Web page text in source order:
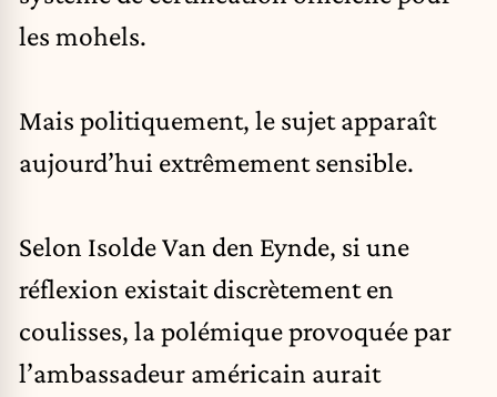
les mohels.
Mais politiquement, le sujet apparaît
aujourd’hui extrêmement sensible.
Selon Isolde Van den Eynde, si une
réflexion existait discrètement en
coulisses, la polémique provoquée par
l’ambassadeur américain aurait